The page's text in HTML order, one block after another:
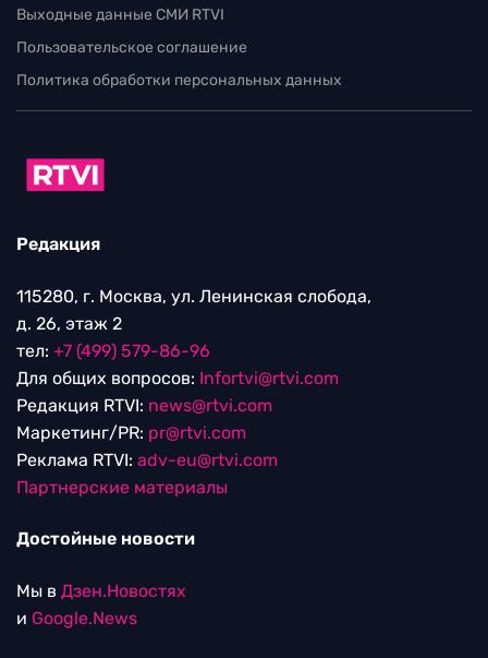
Выходные данные СМИ RTVI
Пользовательское соглашение
Политика обработки персональных данных
Редакция
115280, г. Москва, ул. Ленинская слобода,
д. 26, этаж 2
тел: +7 (499) 579-86-96
Для общих вопросов: Infortvi@rtvi.com
Редакция RTVI: news@rtvi.com
Маркетинг/PR: pr@rtvi.com
Реклама RTVI: adv-eu@rtvi.com
Партнерские материалы
Достойные новости
Мы в Дзен.Новостях
и Google.News